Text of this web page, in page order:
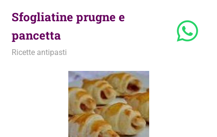
Sfogliatine prugne e
pancetta
21 Novembre 2012
admin
Ricette antipasti